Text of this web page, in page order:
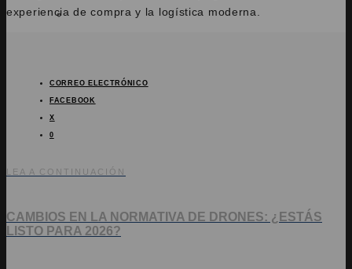
EN
experiencia de compra y la logística moderna.
CORREO ELECTRÓNICO
FACEBOOK
X
0
LEA A CONTINUACIÓN
CAMBIOS EN LA NORMATIVA DE DRONES: ¿ESTÁS
LISTO PARA 2026?